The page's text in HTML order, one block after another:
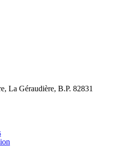
La Géraudière, B.P. 82831